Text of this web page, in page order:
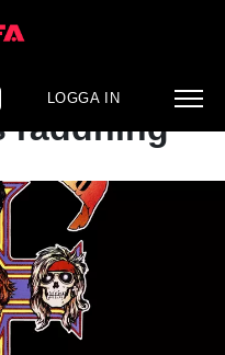
LOGGA IN
räddning